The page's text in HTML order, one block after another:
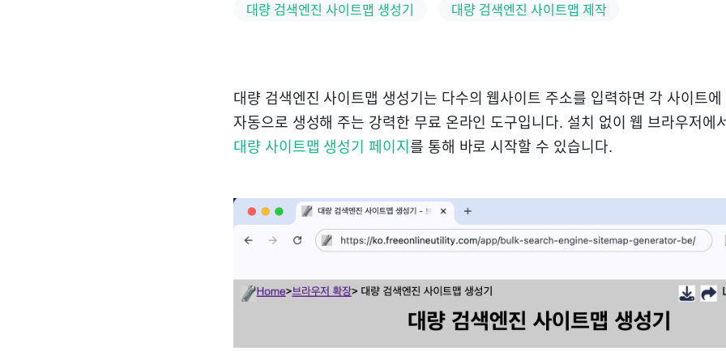
대량 검색엔진 사이트맵 생성기 대량 검색엔진 사이트맵 제작
대량 검색엔진 사이트맵 생성기는 다수의 웹사이트 주소를 입력하면 각 사이트
자동으로 생성해 주는 강력한 무료 온라인 도구입니다. 설치 없이 웹 브라우저에
대량 사이트맵 생성기 페이지 를 통해 바로 시작할 수 있습니다.